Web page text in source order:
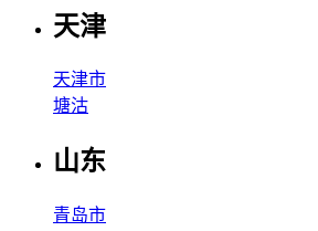
天津
天津市
塘沽
山东
青岛市